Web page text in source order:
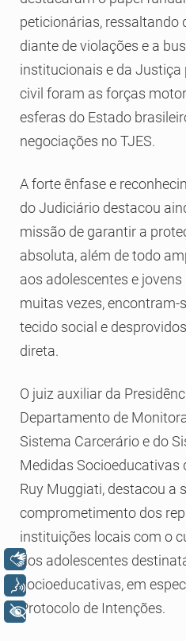
peticionárias, ressaltando
diante de violações e a
institucionais e da Justiça
civil foram as forças
esferas do Estado
negociações no TJES.
A forte ênfase e
do Judiciário destacou
missão de garantir a
absoluta, além de todo
aos adolescentes e
muitas vezes, encontram-
tecido social e
direta.
O juiz auxiliar da
Departamento de
Sistema Carcerário e do
Medidas Socioeducativas
Ruy Muggiati, destacou a
comprometimento dos
instituições locais com o
dos adolescentes
socioeducativas, em
Protocolo de Intenções.
Libras
Voz
+ Acessibilidade